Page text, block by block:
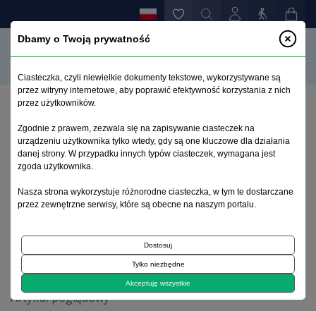
α-synukleina - nowe spojrzenie na znane białko.
Możliwości wykorzystania w diagnostyce i terapii
choroby Parkinsona
Archiwum 1995–2023
2013, tom 29, zeszyt 3-4
Artykuł poglądowy
Dbamy o Twoją prywatność
Ciasteczka, czyli niewielkie dokumenty tekstowe, wykorzystywane są
przez witryny internetowe, aby poprawić efektywność korzystania z nich
przez użytkowników.
Zgodnie z prawem, zezwala się na zapisywanie ciasteczek na
urządzeniu użytkownika tylko wtedy, gdy są one kluczowe dla działania
danej strony. W przypadku innych typów ciasteczek, wymagana jest
zgoda użytkownika.
Nasza strona wykorzystuje różnorodne ciasteczka, w tym te dostarczane
przez zewnętrzne serwisy, które są obecne na naszym portalu.
Dostosuj
Tylko niezbędne
Akceptuję wszystkie